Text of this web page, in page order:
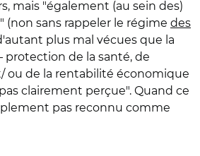
mais "également (au sein des)
(non sans rappeler le régime des
plus mal vécues que la
protection de la santé, de
ou de la rentabilité économique
clairement perçue". Quand ce
pas reconnu comme